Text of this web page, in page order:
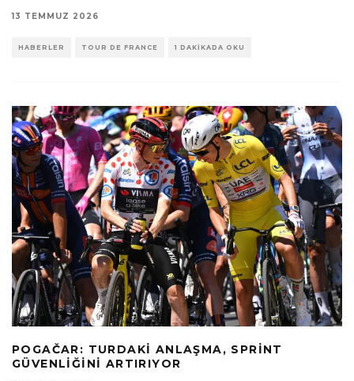
13 TEMMUZ 2026
HABERLER TOUR DE FRANCE 1 DAKIKADA OKU
POGAČAR: TURDAKI ANLAŞMA, SPRINT
GÜVENLIĞINI ARTIRIYOR